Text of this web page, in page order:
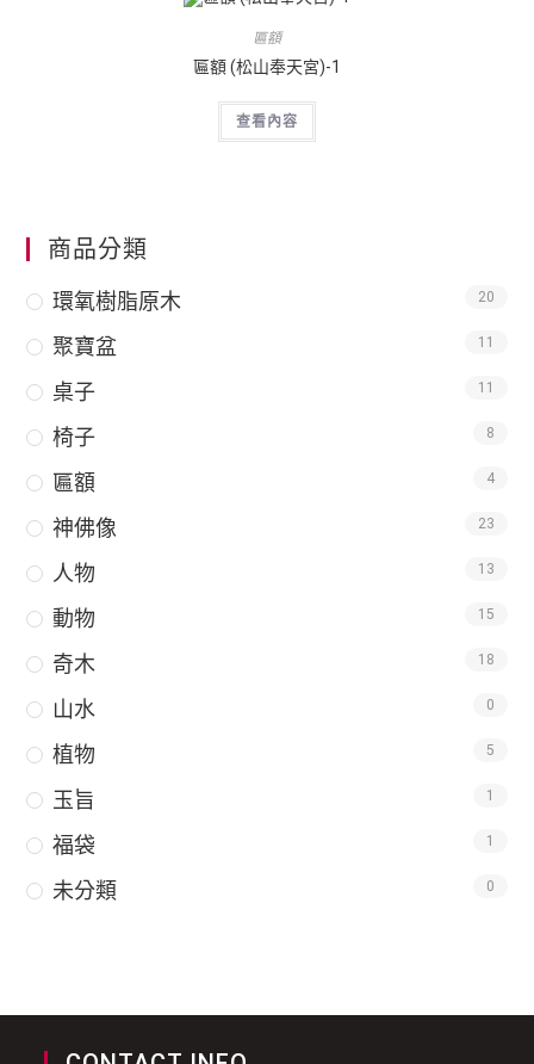
匾額
匾額 (松山奉天宮)-1
查看內容
商品分類
環氧樹脂原木 20
聚寶盆 11
桌子 11
椅子 8
匾額 4
神佛像 23
人物 13
動物 15
奇木 18
山水 0
植物 5
玉旨 1
福袋 1
未分類 0